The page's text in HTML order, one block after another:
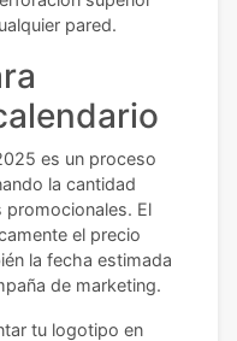
pared.
es un proceso
la cantidad
promocionales. El
el precio
la fecha estimada
de marketing.
tu logotipo en